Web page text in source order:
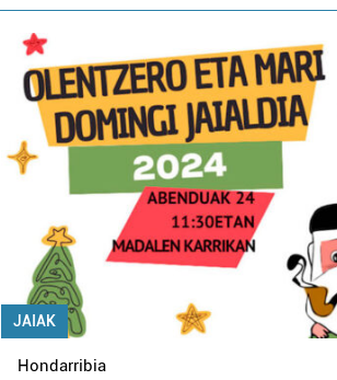
JAIAK
Hondarribia